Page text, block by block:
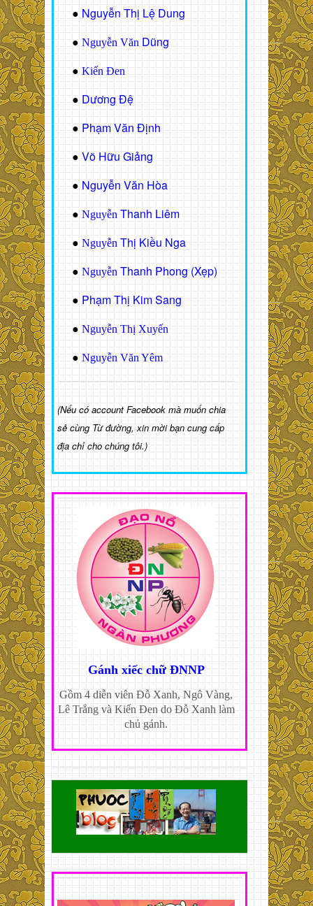
● Nguyễn Thị Lệ Dung
● Nguyễn Văn Dũng
● Kiến Đen
● Dương Đệ
● Phạm Văn Định
● Võ Hữu Giảng
● Nguyễn Văn Hòa
● Nguyễn Thanh Liêm
● Nguyễn Thị Kiều Nga
● Nguyễn Thanh Phong (Xẹp)
● Phạm Thị Kim Sang
● Nguyễn Thị Xuyến
● Nguyễn Văn Yêm
(Nếu có account Facebook mà muốn chia
sẻ cùng Từ đường, xin mời bạn cung cấp
địa chỉ cho chúng tôi.)
Gánh xiếc chữ ĐNNP
Gồm 4 diễn viên Đỗ Xanh, Ngô Vàng,
Lê Trắng và Kiến Đen do Đỗ Xanh làm
chủ gánh.